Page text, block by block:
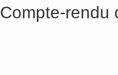
Compte-rendu